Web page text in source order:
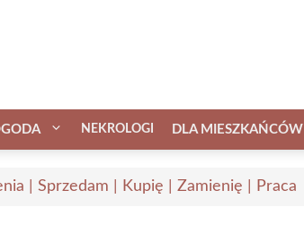
NEKROLOGI DLA MIESZKAŃCÓW
| Sprzedam | Kupię | Zamienię | Praca